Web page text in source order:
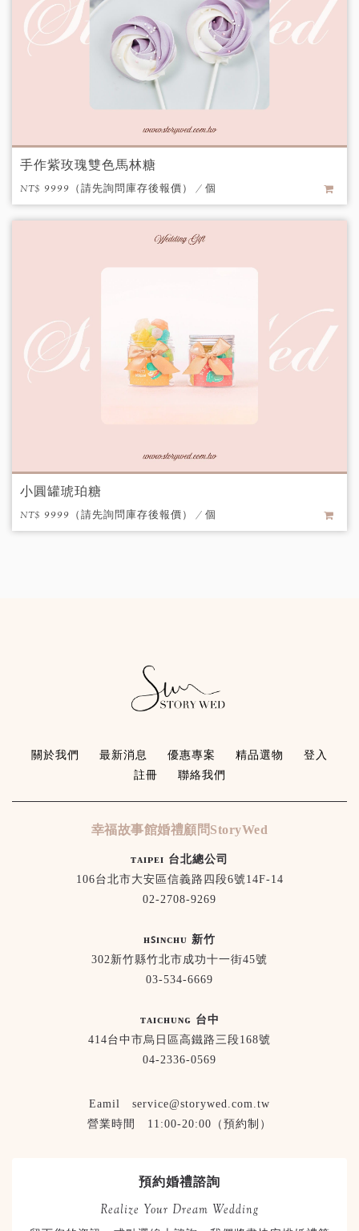
手作紫玫瑰雙色馬林糖
NT$ 9999（請先詢問庫存後報價） / 個
小圓罐琥珀糖
NT$ 9999（請先詢問庫存後報價） / 個
關於我們 最新消息 優惠專案 精品選物
登入
註冊
聯絡我們
幸福故事館婚禮顧問StoryWed
ᴛᴀɪᴘᴇɪ 台北總公司
106台北市大安區信義路四段6號14F-14
02-2708-9269
ʜꜱɪɴᴄʜᴜ 新竹
302新竹縣竹北市成功十一街45號
03-534-6669
ᴛᴀɪᴄʜᴜɴɢ 台中
414台中市烏日區高鐵路三段168號
04-2336-0569
Eamil service@storywed.com.tw
營業時間 11:00-20:00（預約制）
預約婚禮諮詢
Realize Your Dream Wedding